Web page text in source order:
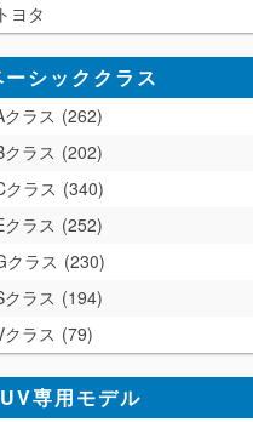
トヨタ
ーシッククラス
クラス 262
クラス 202
クラス 340
クラス 252
クラス
230
クラス
194
クラス 79
専用モデル